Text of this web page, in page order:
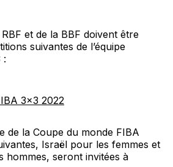
et de la BBF doivent être
suivantes de l’équipe
:
3×3 2022
de la Coupe du monde FIBA
Israël pour les femmes et
hommes, seront invitées à